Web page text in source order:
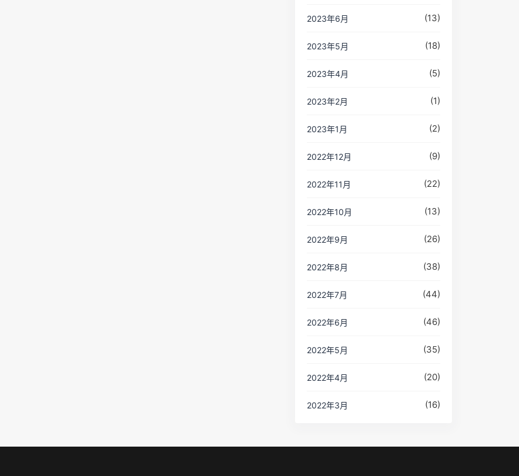
2023年6月 (13)
2023年5月 (18)
2023年4月 (5)
2023年2月 (1)
2023年1月 (2)
2022年12月 (9)
2022年11月 (22)
2022年10月 (13)
2022年9月 (26)
2022年8月 (38)
2022年7月 (44)
2022年6月 (46)
2022年5月 (35)
2022年4月 (20)
2022年3月 (16)